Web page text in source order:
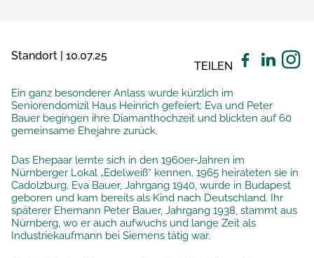
Standort | 10.07.25
TEILEN
Ein ganz besonderer Anlass wurde kürzlich im
Seniorendomizil Haus Heinrich gefeiert: Eva und Peter
Bauer begingen ihre Diamanthochzeit und blickten auf 60
gemeinsame Ehejahre zurück.
Das Ehepaar lernte sich in den 1960er-Jahren im
Nürnberger Lokal „Edelweiß“ kennen. 1965 heirateten sie in
Cadolzburg. Eva Bauer, Jahrgang 1940, wurde in Budapest
geboren und kam bereits als Kind nach Deutschland. Ihr
späterer Ehemann Peter Bauer, Jahrgang 1938, stammt aus
Nürnberg, wo er auch aufwuchs und lange Zeit als
Industriekaufmann bei Siemens tätig war.